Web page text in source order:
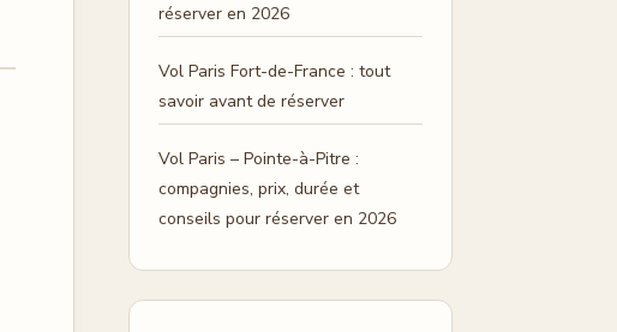
réserver en 2026
Vol Paris Fort-de-France : tout
savoir avant de réserver
Vol Paris – Pointe-à-Pitre :
compagnies, prix, durée et
conseils pour réserver en 2026